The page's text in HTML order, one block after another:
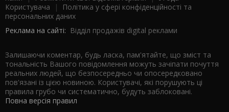
Користувача |
Політика у сфері конфіденційності та
персональних даних
Реклама на сайті: Відділ продажів digital реклами
Залишаючи коментар, будь ласка, пам'ятайте, що зміст та
тональність Вашого повідомлення можуть зачіпати почуття
реальних людей, що безпосередньо чи опосередковано
пов'язані із цією новиною. Користувачі, які порушують ці
правила грубо чи систематично, будуть заблоковані.
Повна версія правил